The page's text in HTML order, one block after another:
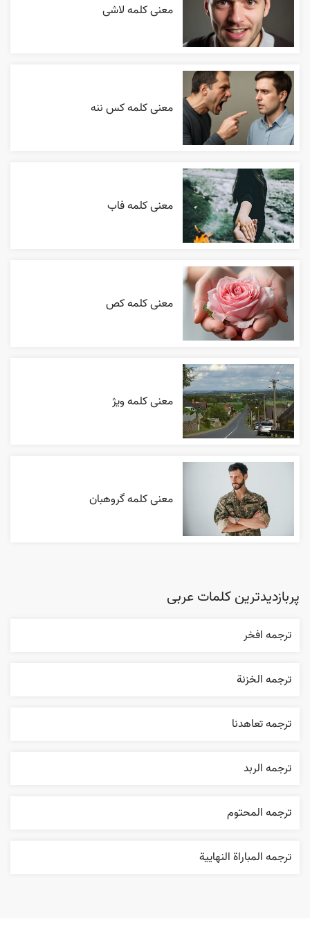
معنی کلمه لاشی
معنی کلمه کس ننه
معنی کلمه فاب
معنی کلمه کص
معنی کلمه ویژ
معنی کلمه گروهبان
پربازدیدترین کلمات عربی
ترجمه افخر
ترجمه الخزنة
ترجمه تعاهدنا
ترجمه الربد
ترجمه المحتوم
ترجمه المباراة النهایية